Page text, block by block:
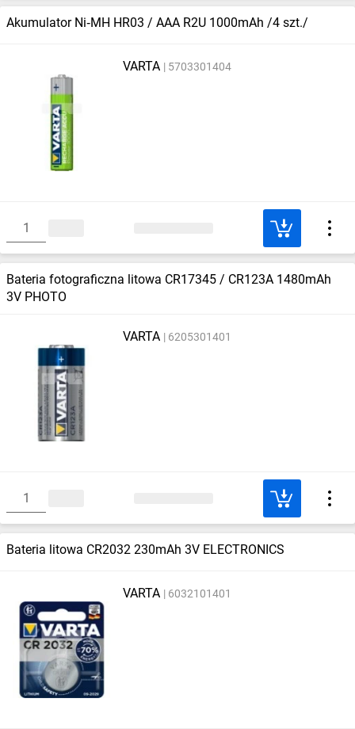
Akumulator Ni‑MH HR03 / AAA R2U 1000mAh /4 szt./
VARTA 5703301404
Bateria fotograficzna litowa CR17345 / CR123A 1480mAh
3V PHOTO
VARTA 6205301401
Bateria litowa CR2032 230mAh 3V ELECTRONICS
VARTA 6032101401